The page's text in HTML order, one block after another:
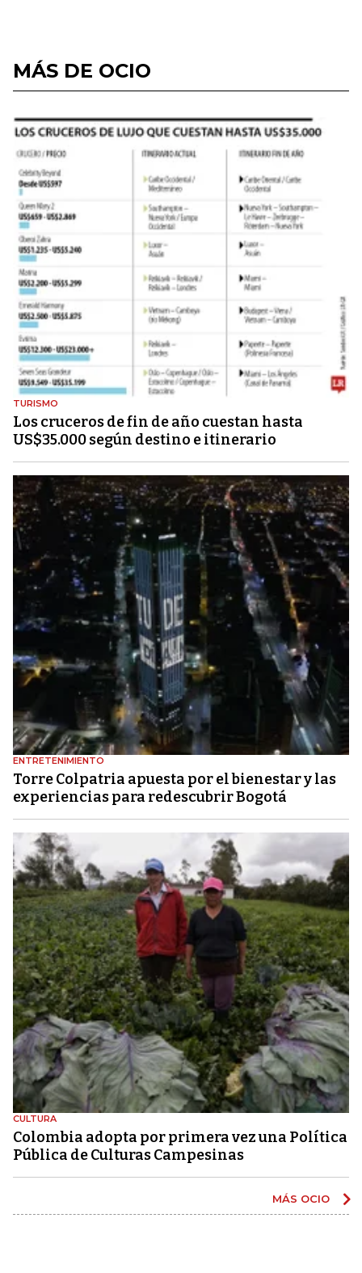
MÁS DE OCIO
TURISMO
Los cruceros de fin de año cuestan hasta
US$35.000 según destino e itinerario
ENTRETENIMIENTO
Torre Colpatria apuesta por el bienestar y las
experiencias para redescubrir Bogotá
CULTURA
Colombia adopta por primera vez una Política
Pública de Culturas Campesinas
MÁS OCIO